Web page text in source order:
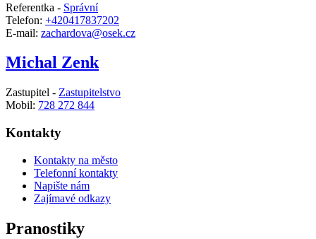
Referentka - Správní
Telefon: +420417837202
E-mail: zachardova@osek.cz
Michal Zenk
Zastupitel - Zastupitelstvo
Mobil: 728 272 844
Kontakty
Kontakty na město
Telefonní kontakty
Napište nám
Zajímavé odkazy
Pranostiky